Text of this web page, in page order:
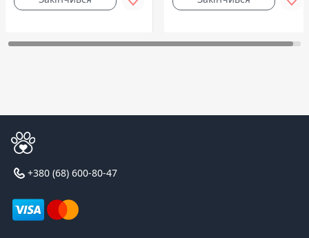
+380 (68) 600-80-47